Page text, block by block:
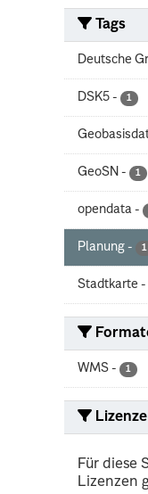
Tags
Deutsche
DSK5 - 1
GeoSN - 1
opendata -
Planung - 1
Stadtkarte -
WMS - 1
Für diese
Lizenzen